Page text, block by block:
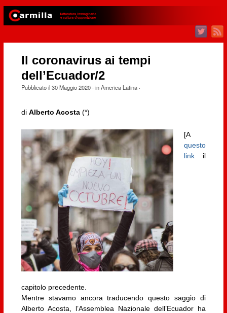
Il coronavirus ai tempi
dell’Ecuador/2
Pubblicato il30 Maggio 2020· inAmerica Latina·
di Alberto Acosta (*)
[A
questo
linkil
capitolo precedente.
Mentre stavamo ancora traducendo questo saggio di
Alberto Acosta, l’Assemblea Nazionale dell’Ecuador ha